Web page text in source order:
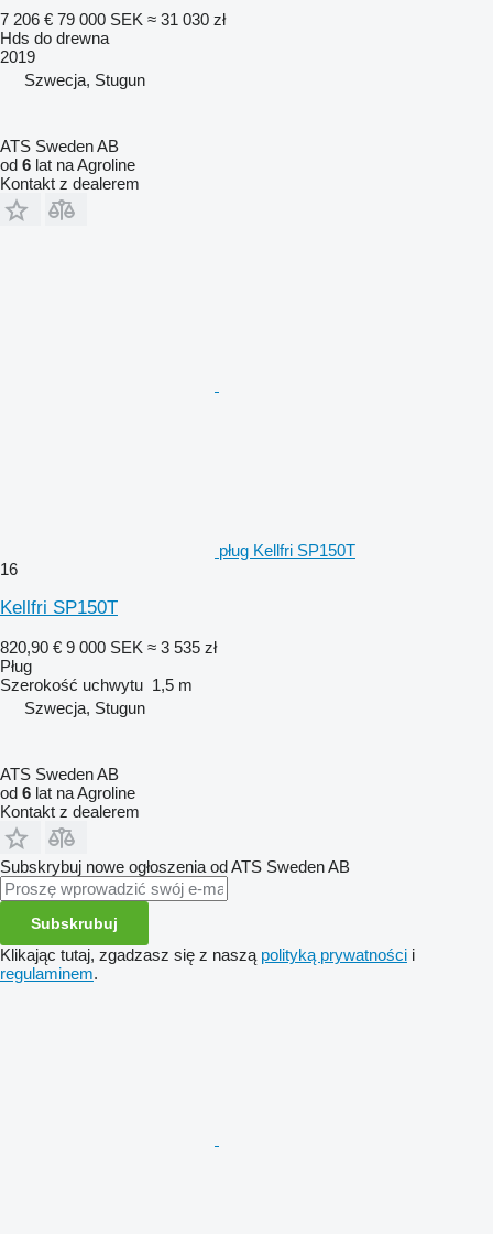
7 206 € 79 000 SEK ≈ 31 030 zł
Hds do drewna
2019
Szwecja, Stugun
ATS Sweden AB
od 6 lat na Agroline
Kontakt z dealerem
pług Kellfri SP150T
16
Kellfri SP150T
820,90 € 9 000 SEK ≈ 3 535 zł
Pług
Szerokość uchwytu 1,5 m
Szwecja, Stugun
ATS Sweden AB
od 6 lat na Agroline
Kontakt z dealerem
Subskrybuj nowe ogłoszenia od ATS Sweden AB
Subskrubuj
Klikając tutaj, zgadzasz się z naszą polityką prywatności i
regulaminem.